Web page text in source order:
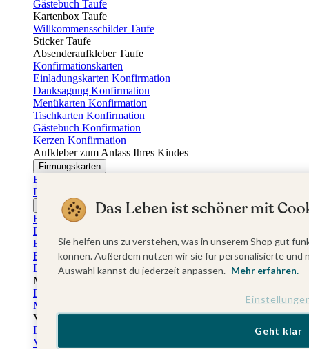
Gästebuch Taufe
Kartenbox Taufe
Willkommensschilder Taufe
Sticker Taufe
Absenderaufkleber Taufe
Konfirmationskarten
Einladungskarten Konfirmation
Danksagung Konfirmation
Menükarten Konfirmation
Tischkarten Konfirmation
Gästebuch Konfirmation
Kerzen Konfirmation
Aufkleber zum Anlass Ihres Kindes
Firmungskarten
Einladungskarten Firmung
Dankeskarten Firmung
Jugendweihekarten
Einladungskarten Jugendweihe
Dankeskarten Jugendweihe
Einschulungskarten
Einladungskarten Einschulung
Danksagung Einschulung
Muttertag
Fotogeschenke Muttertag
Muttertagskarten
Vatertag
Fotogeschenke Vatertag
Vatertagskarten
Das Leben ist schöner mit
Sie helfen uns zu verstehen, was in unserem Shop gut
können. Außerdem nutzen wir sie für personalisierte
Auswahl kannst du jederzeit anpassen. Mehr erfahren.
Geht klar